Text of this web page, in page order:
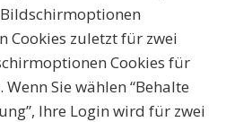
Cookies zuletzt für zwei
Cookies für
Sie wählen “Behalte
Ihre Login wird für zwei